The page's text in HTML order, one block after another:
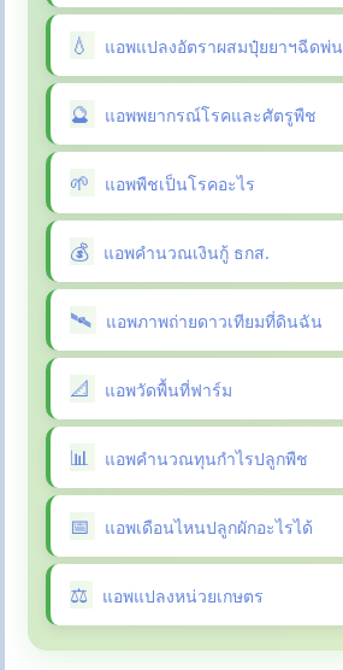
แอพแปลงอัตราผสมปุ๋ยยาฯฉีดพ่น
แอพพยากรณ์โรคและศัตรูพืช
แอพพืชเป็นโรคอะไร
แอพคำนวณเงินกู้ ธกส.
แอพภาพถ่ายดาวเทียมที่ดินฉัน
แอพวัดพื้นที่ฟาร์ม
แอพคำนวณทุนกำไรปลูกพืช
แอพเดือนไหนปลูกผักอะไรได้
แอพแปลงหน่วยเกษตร